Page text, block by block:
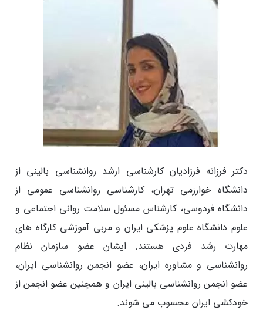
دکتر فرزانه فرزادیان کارشناسی ارشد روانشناسی بالینی از
دانشگاه خوارزمی تهران، کارشناسی روانشناسی عمومی از
دانشگاه فردوسی، کارشناس مسئول سلامت روانی اجتماعی و
علوم دانشگاه علوم پزشکی ایران و مربی آموزشی کارگاه های
مهارت رشد فردی هستند. ایشان عضو سازمان نظام
روانشناسی و مشاوره ایران، عضو انجمن روانشناسی ایران،
عضو انجمن روانشناسی بالینی ایران و همچنین عضو انجمن از
خودکشی ایران محسوب می شوند.